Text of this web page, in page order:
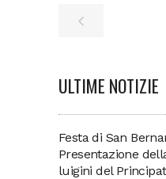
ULTIME NOTIZIE
Festa di San
Presentazione
luigini del